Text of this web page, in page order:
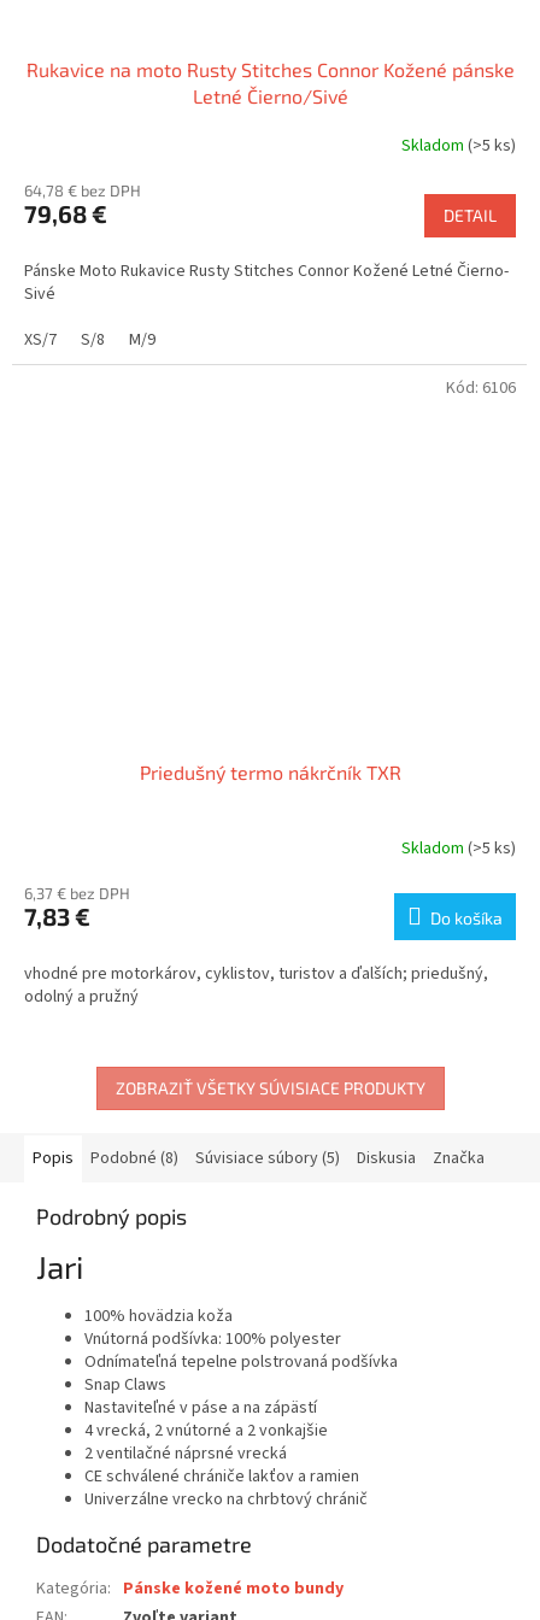
Rukavice na moto Rusty Stitches Connor Kožené pánske
Letné Čierno/Sivé
Skladom (>5 ks)
64,78 € bez DPH
79,68 € DETAIL
Pánske Moto Rukavice Rusty Stitches Connor Kožené Letné Čierno-
Sivé
XS/7
S/8 M/9
Priedušný termo nákrčník TXR
Skladom (>5 ks)
6,37 € bez DPH
7,83 € Do košíka
vhodné pre motorkárov, cyklistov, turistov a ďalších; priedušný,
odolný a pružný
Kód: 6106
ZOBRAZIŤ VŠETKY SÚVISIACE PRODUKTY
Popis Podobné (8) Súvisiace súbory (5) Diskusia Značka
Podrobný popis
Jari
100% hovädzia koža
Vnútorná podšívka: 100% polyester
Odnímateľná tepelne polstrovaná podšívka
Snap Claws
Nastaviteľné v páse a na zápästí
4 vrecká, 2 vnútorné a 2 vonkajšie
2 ventilačné náprsné vrecká
CE schválené chrániče lakťov a ramien
Univerzálne vrecko na chrbtový chránič
Dodatočné parametre
Kategória: Pánske kožené moto bundy